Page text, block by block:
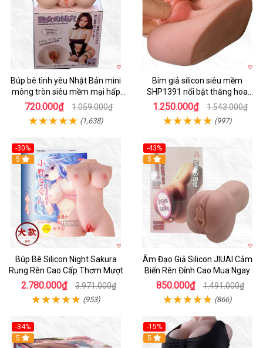
Búp bê tình yêu Nhật Bản mini
mông tròn siêu mềm mại hấp
dẫn
720.000₫ 1.059.000₫
(1,638)
Bím giả silicon siêu mềm
SHP1391 nổi bật thăng hoa
hoàn hảo
1.250.000₫ 1.543.000₫
(997)
-30%
Hot
5
Búp Bê Silicon Night Sakura
Rung Rên Cao Cấp Thơm Mượt
2.780.000₫ 3.971.000₫
(953)
-43%
5
Âm Đạo Giả Silicon JIUAI Cảm
Biến Rên Đỉnh Cao Mua Ngay
850.000₫ 1.491.000₫
(866)
-34%
Hot
5
-15%
5